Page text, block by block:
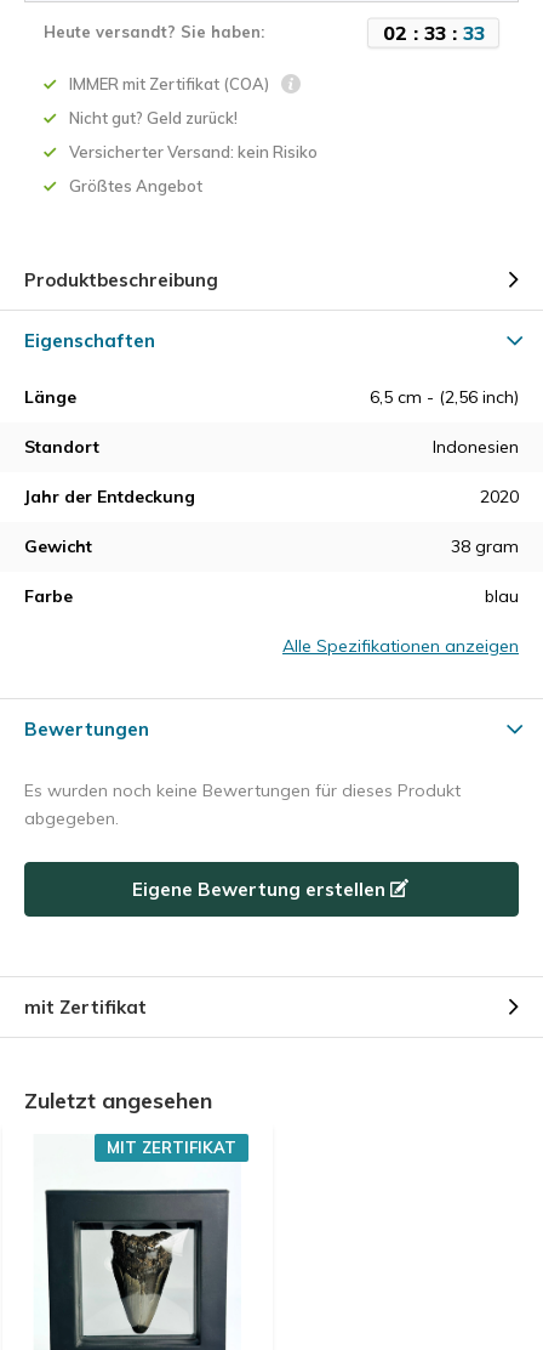
Heute versandt? Sie haben: 02 : 33: 33
IMMER mit Zertifikat (COA)
Nicht gut? Geld zurück!
Versicherter Versand: kein Risiko
Größtes Angebot
Produktbeschreibung
Eigenschaften
Länge 6,5 cm - (2,56 inch)
Standort Indonesien
Jahr der Entdeckung 2020
Gewicht 38 gram
Farbe blau
Alle Spezifikationen anzeigen
Bewertungen
Es wurden noch keine Bewertungen für dieses Produkt
abgegeben.
Eigene Bewertung erstellen
mit Zertifikat
Zuletzt angesehen
MIT ZERTIFIKAT